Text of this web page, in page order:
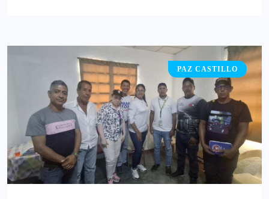
PAZ CASTILLO